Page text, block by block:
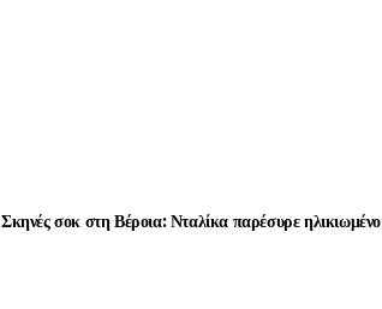
Σκηνές σοκ στη Βέροια: Νταλίκα παρέσυρε ηλικιωμένο